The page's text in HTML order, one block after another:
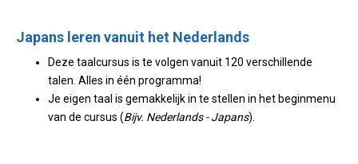
Japans leren vanuit het Nederlands
Deze taalcursus is te volgen vanuit 120 verschillende
talen. Alles in één programma!
Je eigen taal is gemakkelijk in te stellen in het beginmenu
van de cursus (Bijv. Nederlands - Japans).